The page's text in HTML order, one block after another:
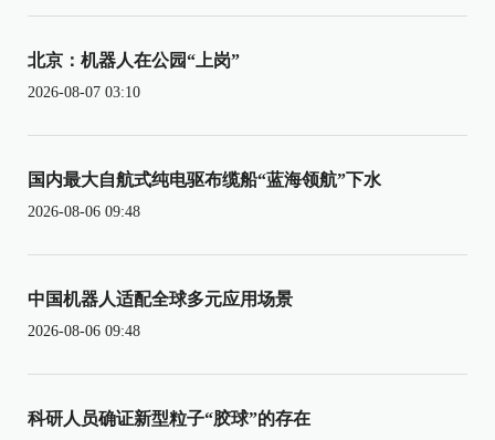
北京：机器人在公园“上岗”
2026-08-07 03:10
国内最大自航式纯电驱布缆船“蓝海领航”下水
2026-08-06 09:48
中国机器人适配全球多元应用场景
2026-08-06 09:48
科研人员确证新型粒子“胶球”的存在